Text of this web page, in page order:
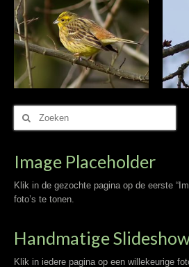
Zoek
naar:
Image Placeholder
Klik in de gezochte pagina op de eerste
foto’s te tonen.
Handmatige
Klik in iedere pagina op een willekeurige